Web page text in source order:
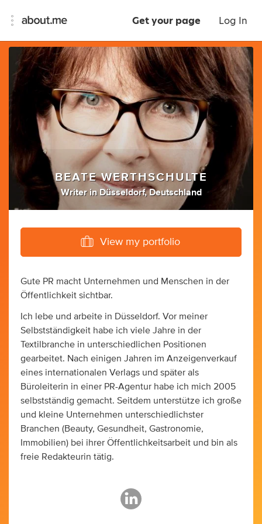
Get your page Log In
BEATE WERTHSCHULTE
Writer in Düsseldorf, Deutschland
View my portfolio
Gute PR macht Unternehmen und Menschen in der
Öffentlichkeit sichtbar.
Ich lebe und arbeite in Düsseldorf. Vor meiner
Selbstständigkeit habe ich viele Jahre in der
Textilbranche in unterschiedlichen Positionen
gearbeitet. Nach einigen Jahren im Anzeigenverkauf
eines internationalen Verlags und später als
Büroleiterin in einer PR-Agentur habe ich mich 2005
selbstständig gemacht. Seitdem unterstütze ich große
und kleine Unternehmen unterschiedlichster
Branchen (Beauty, Gesundheit, Gastronomie,
Immobilien) bei ihrer Öffentlichkeitsarbeit und bin als
freie Redakteurin tätig.